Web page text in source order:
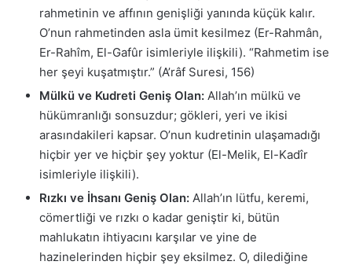
rahmetinin ve affının genişliği yanında küçük kalır.
O’nun rahmetinden asla ümit kesilmez (Er-Rahmân,
Er-Rahîm, El-Gafûr isimleriyle ilişkili). “Rahmetim ise
her şeyi kuşatmıştır.” (A’râf Suresi, 156)
Mülkü ve Kudreti Geniş Olan: Allah’ın mülkü ve
hükümranlığı sonsuzdur; gökleri, yeri ve ikisi
arasındakileri kapsar. O’nun kudretinin ulaşamadığı
hiçbir yer ve hiçbir şey yoktur (El-Melik, El-Kadîr
isimleriyle ilişkili).
Rızkı ve İhsanı Geniş Olan: Allah’ın lütfu, keremi,
cömertliği ve rızkı o kadar geniştir ki, bütün
mahlukatın ihtiyacını karşılar ve yine de
hazinelerinden hiçbir şey eksilmez. O, dilediğine